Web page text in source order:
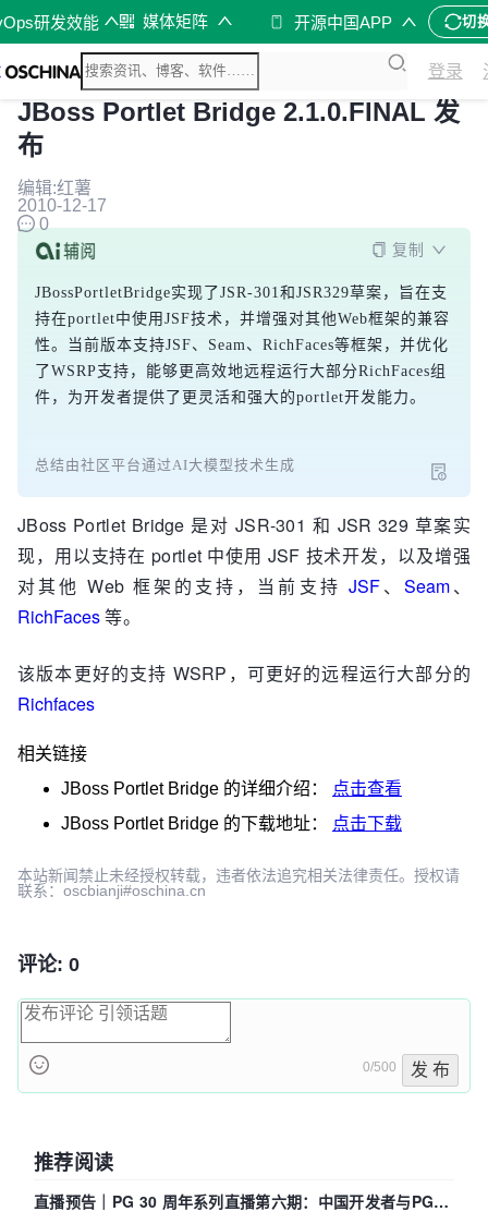
研发效能 媒体矩阵 开源中国APP 切
登录
JBoss Portlet Bridge 2.1.0.FINAL 发
布
编辑:红薯
2010-12-17
0
复制
JBossPortletBridge实现了JSR-301和JSR329草案，旨在支
持在portlet中使用JSF技术，并增强对其他Web框架的兼容
性。当前版本支持JSF、Seam、RichFaces等框架，并优化
了WSRP支持，能够更高效地远程运行大部分RichFaces组
件，为开发者提供了更灵活和强大的portlet开发能力。
总结由社区平台通过AI大模型技术生成
JBoss Portlet Bridge 是对 JSR-301 和 JSR 329 草案实
现，用以支持在 portlet 中使用 JSF 技术开发，以及增强
对其他 Web 框架的支持，当前支持 JSF、 Seam、
RichFaces等。
该版本更好的支持 WSRP，可更好的远程运行大部分的
Richfaces
相关链接
JBoss Portlet Bridge 的详细介绍：
点击查看
JBoss Portlet Bridge 的下载地址： 点击下载
本站新闻禁止未经授权转载，违者依法追究相关法律责任。授权请
联系：oscbianji#oschina.cn
评论: 0
0/500 发 布
推荐阅读
直播预告｜PG 30 周年系列直播第六期：中国开发者与PG内